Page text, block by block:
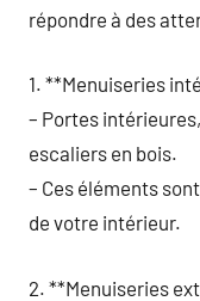
répondre à des
1. **Menuiseries
– Portes
escaliers en bois.
– Ces éléments
de votre intérieur.
2. **Menuiseries